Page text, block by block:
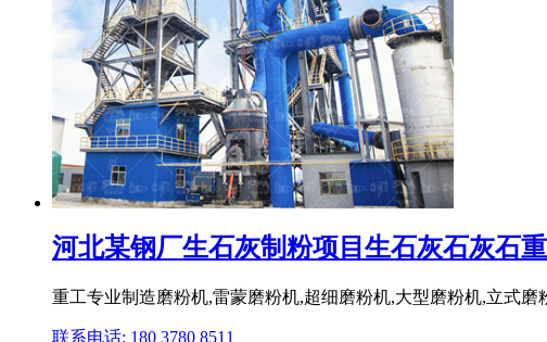
河北某钢厂生石灰制粉项目生石灰石灰石
重工专业制造磨粉机,雷蒙磨粉机,超细磨粉机,大型磨粉机,立式
联系电话: 180 3780 8511